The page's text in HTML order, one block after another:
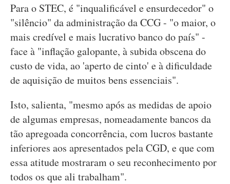
Para o STEC, é "inqualificável e ensurdecedor" o
"silêncio" da administração da CCG - "o maior, o
mais credível e mais lucrativo banco do país" -
face à "inflação galopante, à subida obscena do
custo de vida, ao 'aperto de cinto' e à dificuldade
de aquisição de muitos bens essenciais".
Isto, salienta, "mesmo após as medidas de apoio
de algumas empresas, nomeadamente bancos da
tão apregoada concorrência, com lucros bastante
inferiores aos apresentados pela CGD, e que com
essa atitude mostraram o seu reconhecimento por
todos os que ali trabalham".